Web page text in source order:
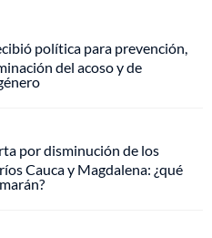
política para prevención,
del acoso y de
por disminución de los
Cauca y Magdalena: ¿qué